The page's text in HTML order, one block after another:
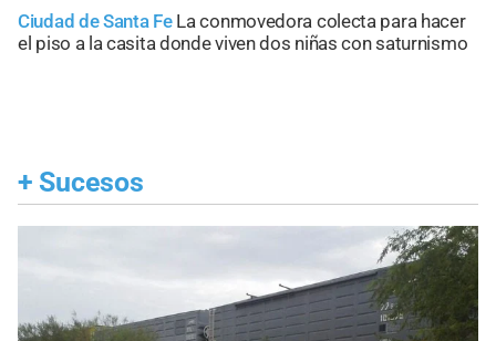
Ciudad de Santa Fe La conmovedora colecta para hacer
el piso a la casita donde viven dos niñas con saturnismo
+ Sucesos